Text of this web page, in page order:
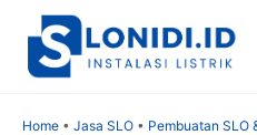
content
Home • Jasa SLO • Pembuatan SLO